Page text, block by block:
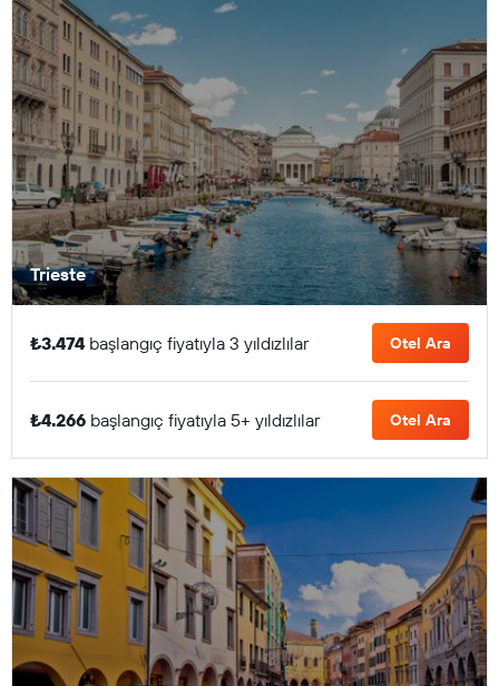
Trieste
₺3.474 başlangıç fiyatıyla 3 yıldızlılar Otel Ara
₺4.266 başlangıç fiyatıyla 5+ yıldızlılar Otel Ara